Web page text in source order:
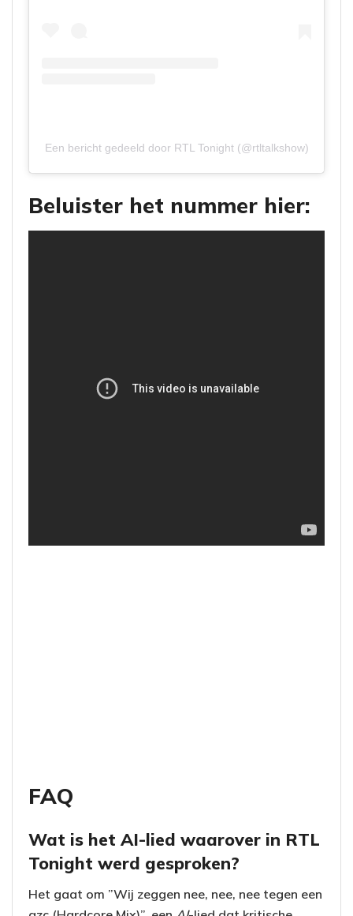
Een bericht gedeeld door RTL Tonight (@rtltalkshow)
Beluister het nummer hier:
FAQ
Wat is het AI-lied waarover in RTL
Tonight werd gesproken?
Het gaat om ”Wij zeggen nee, nee, nee tegen een